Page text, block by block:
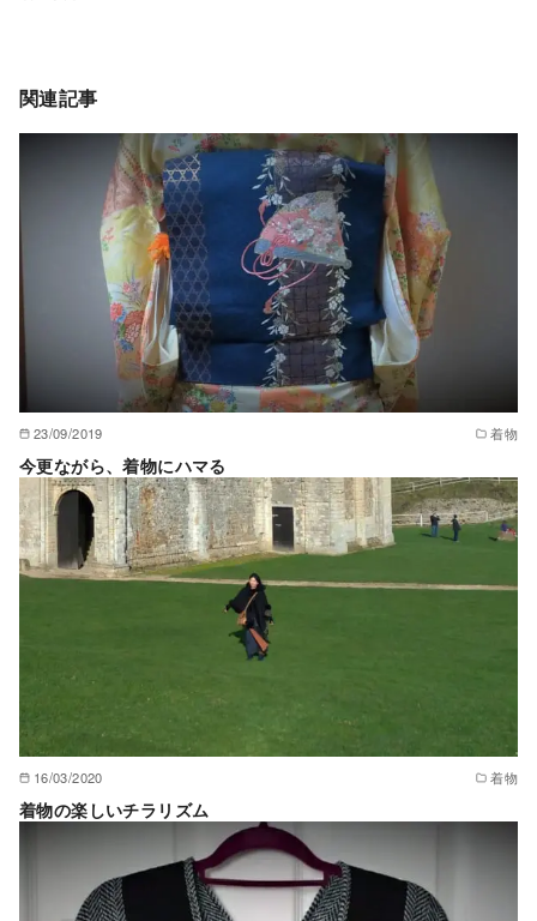
関連記事
23/09/2019 着物
今更ながら、着物にハマる
16/03/2020 着物
着物の楽しいチラリズム